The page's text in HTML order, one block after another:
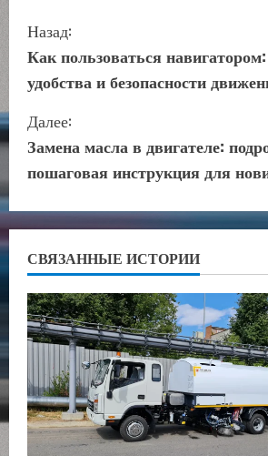
П
р
о
д
о
л
ж
и
т
ь
ч
т
Назад:
Как пользоваться
удобства и безопасности
Далее:
Замена масла в двигателе:
пошаговая инструкция для
СВЯЗАННЫЕ ИСТОРИИ